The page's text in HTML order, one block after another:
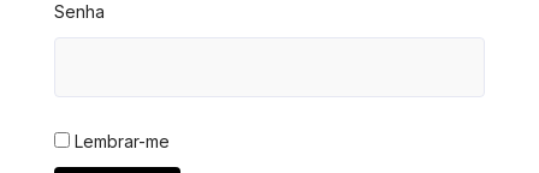
Senha
Lembrar-me